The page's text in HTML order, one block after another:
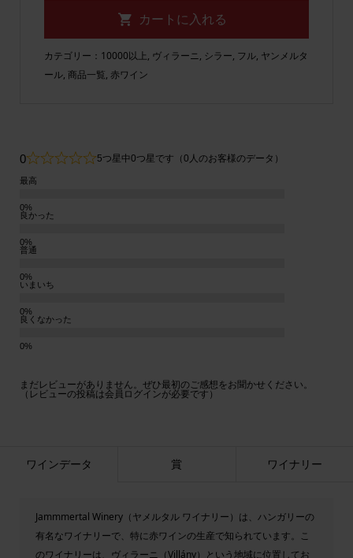
カテゴリー： 10000以上, ヴィラーニ, シラー, フル, ヤンメルタ
ール, 商品一覧, 赤ワイン
0 5つ星中0つ星です（0人のお客様のデータ）
最高
良かった
普通
いまいち
良くなかった
まだレビューがありません。ぜひ最初のご感想をお聞かせください。
（レビューの投稿は会員ログインが必要です）
ワインデータ 賞 ワイナリー
Jammmertal Winery（ヤメルタル ワイナリー）は、ハンガリーの
有名なワイナリーで、特に赤ワインの生産で知られています。こ
のワイナリーは、ヴィラーニ（Villány）という地域に位置してお